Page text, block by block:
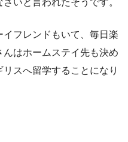
いと言われたそうです。
フレンドもいて、毎日楽
はホームステイ先も決め
スへ留学することになり